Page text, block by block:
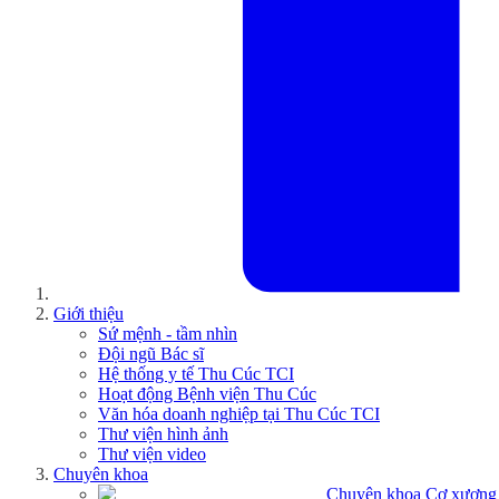
Giới thiệu
Sứ mệnh - tầm nhìn
Đội ngũ Bác sĩ
Hệ thống y tế Thu Cúc TCI
Hoạt động Bệnh viện Thu Cúc
Văn hóa doanh nghiệp tại Thu Cúc TCI
Thư viện hình ảnh
Thư viện video
Chuyên khoa
Chuyên khoa Cơ